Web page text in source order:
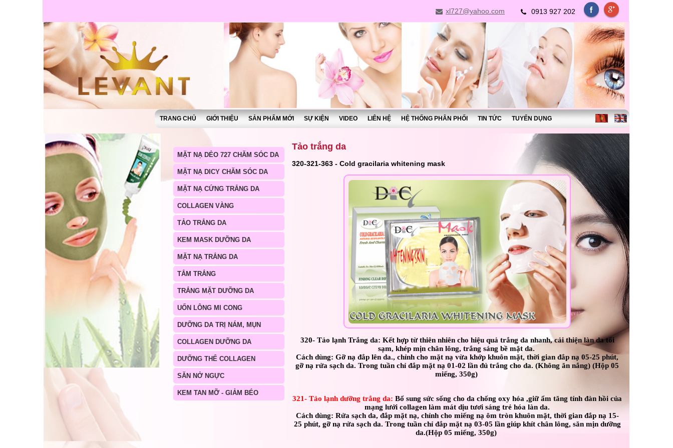
xl727@yahoo.com 0913 927 202
TRANG CHỦ GIỚI THIỆU SẢN PHẨM MỚI SỰ KIỆN VIDEO LIÊN HỆ HỆ THỐNG PHÂN PHỐI TIN TỨC TUYỂN DỤNG
MẶT NẠ DẺO 727 CHĂM SÓC DA
MẶT NẠ DICY CHĂM SÓC DA
MẶT NẠ CỨNG TRẮNG DA
COLLAGEN VÀNG
TẢO TRẮNG DA
KEM MASK DƯỠNG DA
MẶT NẠ TRẮNG DA
TẮM TRẮNG
TRẮNG MẶT DƯỠNG DA
UỐN LÔNG MI CONG
DƯỠNG DA TRỊ NÁM, MỤN
COLLAGEN DƯỠNG DA
DƯỠNG THỂ COLLAGEN
SĂN NỞ NGỰC
KEM TAN MỠ - GIẢM BÉO
Tảo trắng da
320-321-363 - Cold gracilaria whitening mask
320- Tảo lạnh Trắng da: Kết hợp từ thiên nhiên cho hiệu quả trắng da nhanh, cải thiện làn da tối
sạm, khép mịn chân lông, trắng sáng bề mặt da.
Cách dùng: Gỡ nạ đắp lên da., chỉnh cho mặt nạ vừa khớp khuôn mặt, thời gian đắp nạ 05-25 phút,
gỡ nạ rửa sạch da. Trong tuần chỉ đắp mặt nạ 01-02 lần đủ trắng cho da. (Không ăn nắng) (Hộp 05
miếng, 350g)
321- Tảo lạnh dưỡng trắng da: Bổ sung sức sống cho da chống oxy hóa ,giữ ẩm tăng tính đàn hồi của
mạng lưới collagen làm mát dịu tươi sáng trẻ hóa làn da.
Cách dùng: Rửa sạch da, đắp mặt nạ, chỉnh cho miếng nạ ôm tròn khuôn mặt, thời gian đắp nạ 15-
25 phút, gỡ nạ rửa sạch da. Trong tuần chỉ đắp mặt nạ 03-05 lần giúp khít chân lông, săn mịn dưỡng
da.(Hộp 05 miếng, 350g)